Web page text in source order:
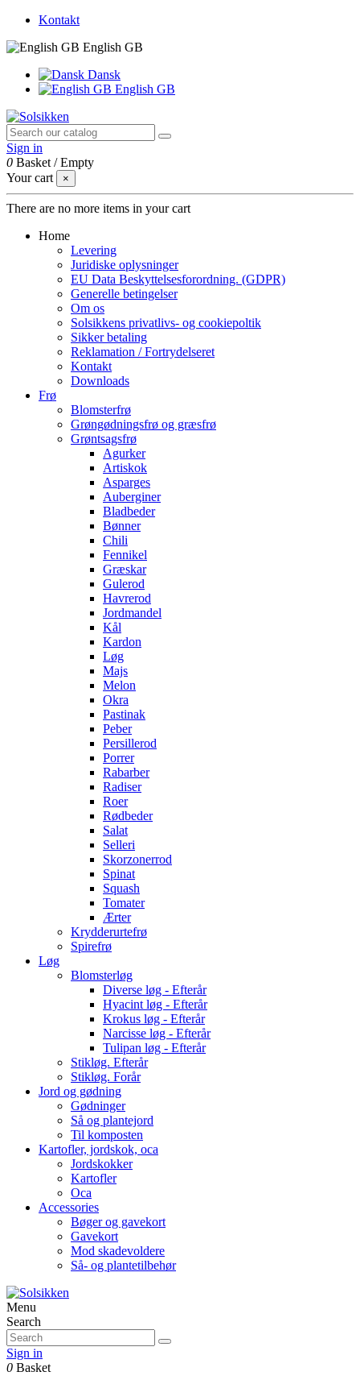
Kontakt
English GB
Dansk
English GB
Sign in
0 Basket /Empty
Your cart
×
There are no more items in your cart
Home
Levering
Juridiske oplysninger
EU Data Beskyttelsesforordning. (GDPR)
Generelle betingelser
Om os
Solsikkens privatlivs- og cookiepoltik
Sikker betaling
Reklamation / Fortrydelseret
Kontakt
Downloads
Frø
Blomsterfrø
Grøngødningsfrø og græsfrø
Grøntsagsfrø
Agurker
Artiskok
Asparges
Auberginer
Bladbeder
Bønner
Chili
Fennikel
Græskar
Gulerod
Havrerod
Jordmandel
Kål
Kardon
Løg
Majs
Melon
Okra
Pastinak
Peber
Persillerod
Porrer
Rabarber
Radiser
Roer
Rødbeder
Salat
Selleri
Skorzonerrod
Spinat
Squash
Tomater
Ærter
Krydderurtefrø
Spirefrø
Løg
Blomsterløg
Diverse løg - Efterår
Hyacint løg - Efterår
Krokus løg - Efterår
Narcisse løg - Efterår
Tulipan løg - Efterår
Stikløg. Efterår
Stikløg. Forår
Jord og gødning
Gødninger
Så og plantejord
Til komposten
Kartofler, jordskok, oca
Jordskokker
Kartofler
Oca
Accessories
Bøger og gavekort
Gavekort
Mod skadevoldere
Så- og plantetilbehør
Menu
Search
Sign in
0 Basket